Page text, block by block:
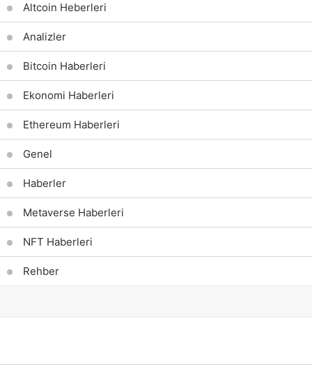
Altcoin Heberleri
Analizler
Bitcoin Haberleri
Ekonomi Haberleri
Ethereum Haberleri
Genel
Haberler
Metaverse Haberleri
NFT Haberleri
Rehber